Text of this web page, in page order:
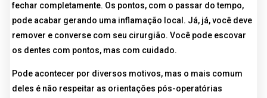
fechar completamente. Os pontos, com o passar do tempo,
pode acabar gerando uma inflamação local. Já, já, você deve
remover e converse com seu cirurgião. Você pode escovar
os dentes com pontos, mas com cuidado.
Pode acontecer por diversos motivos, mas o mais comum
deles é não respeitar as orientações pós-operatórias